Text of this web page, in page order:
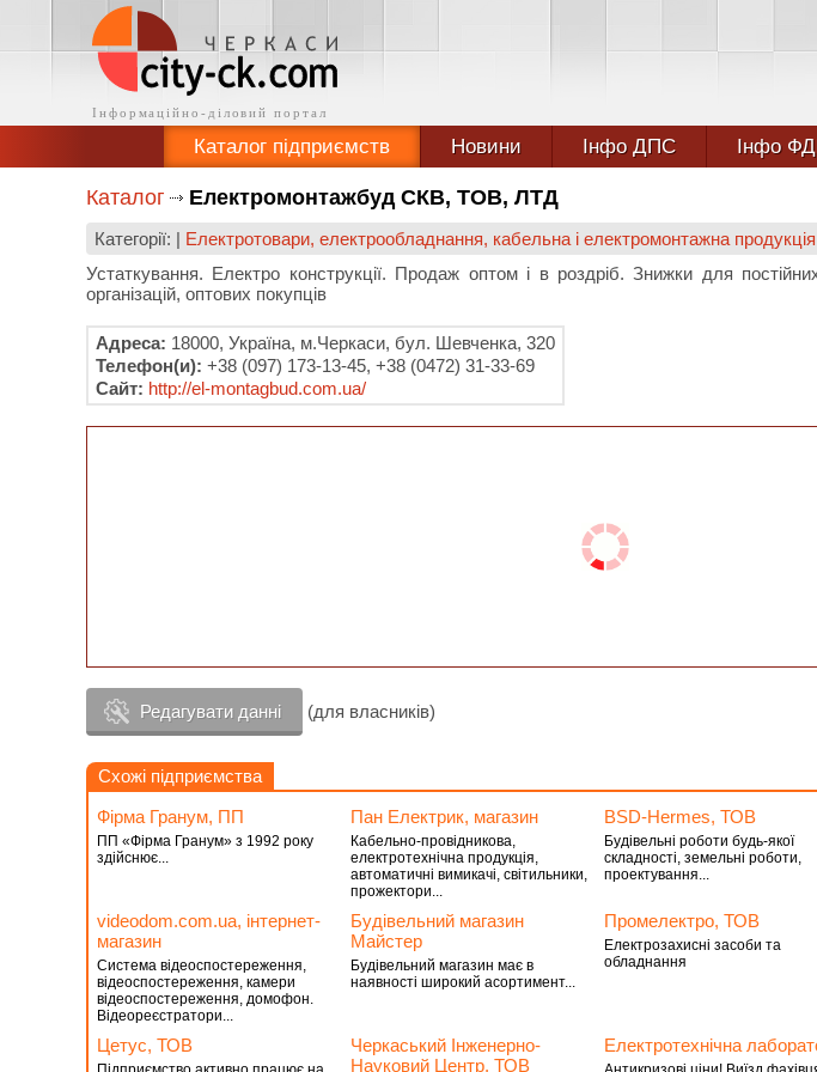
Каталог підприємств Новини Інфо ДПС Інфо
Каталог Електромонтажбуд СКВ, ТОВ, ЛТД
Категорії: | Електротовари, електрообладнання, кабельна і електромонтажна продукція
Устаткування. Електро конструкції. Продаж оптом і в роздріб. Знижки для
організацій, оптових покупців
Адреса: 18000, Україна, м.Черкаси, бул. Шевченка, 320
Телефон(и): +38 (097) 173-13-45, +38 (0472) 31-33-69
Сайт: http://el-montagbud.com.ua/
Редагувати данні (для власників)
Схожі підприємства
Фірма Гранум, ПП
ПП «Фірма Гранум» з 1992 року
здійснює...
Пан Електрик, магазин
Кабельно-провідникова,
електротехнічна продукція,
автоматичні вимикачі, світильники,
прожектори...
BSD-Hermes, ТОВ
Будівельні роботи будь-якої
складності, земельні роботи,
проектування...
videodom.com.ua, інтернет-
магазин
Система відеоспостереження,
відеоспостереження, камери
відеоспостереження, домофон.
Відеореєстратори...
Будівельний магазин
Майстер
Будівельний магазин має в
наявності широкий асортимент...
Промелектро, ТОВ
Електрозахисні засоби та
обладнання
Цетус, ТОВ
Черкаський Інженерно-
Науковий Центр, ТОВ
Електротехнічна